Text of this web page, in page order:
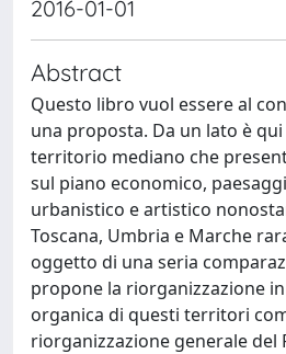
2016-01-01
Abstract
Questo libro vuol essere al
una proposta. Da un lato è qui
territorio mediano che
sul piano economico,
urbanistico e artistico
Toscana, Umbria e Marche
oggetto di una seria
propone la riorganizzazione
organica di questi territori
riorganizzazione generale del